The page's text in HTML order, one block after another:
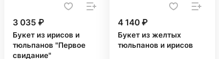
3 035 ₽
Букет из ирисов и
тюльпанов "Первое
свидание"
4 140 ₽
Букет из желтых
тюльпанов и ирисов